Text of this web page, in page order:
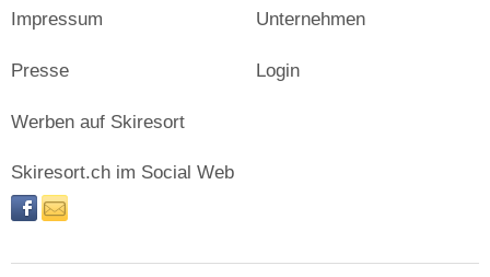
Impressum
Presse
Unternehmen
Login
Werben auf Skiresort
Skiresort.ch im Social Web
facebooknewsletter